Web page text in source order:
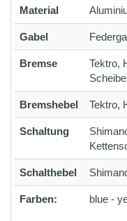
Material
Gabel
Bremse
Tektro,
Bremshebel Tektro,
Schaltung
Schalthebel
Farben: blue -